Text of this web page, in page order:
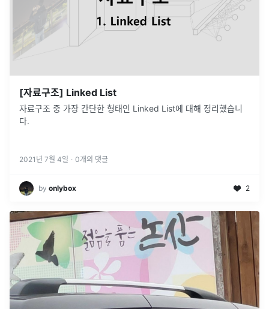
[자료구조] Linked List
자료구조 중 가장 간단한 형태인 Linked List에 대해 정리했습니
다.
2021년 7월 4일 · 0개의 댓글
by onlybox 2